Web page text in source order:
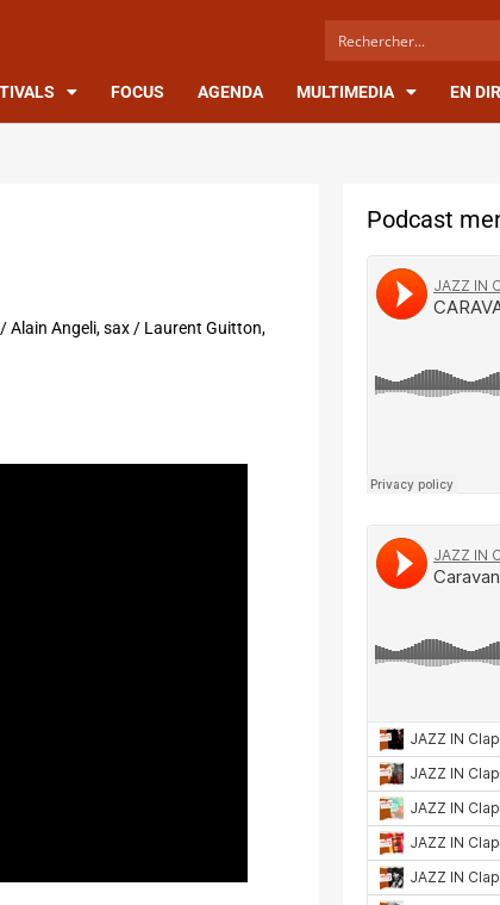
FOCUS AGENDA MULTIMEDIA EN
Alain Angeli, sax / Laurent Guitton,
Podcast